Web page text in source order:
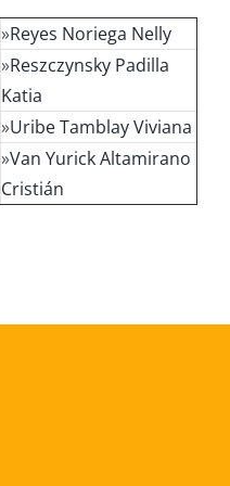
»Reyes Noriega Nelly
»Reszczynsky Padilla
Katia
»Uribe Tamblay Viviana
»Van Yurick Altamirano
Cristián